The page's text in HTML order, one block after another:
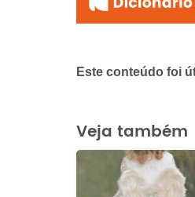
Este conteúdo foi
Este conteúdo
Este conteúdo
Outro
Veja também